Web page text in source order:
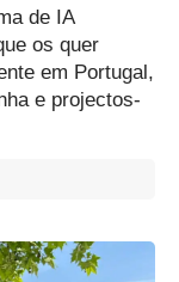
de IA
os quer
em Portugal,
e projectos-